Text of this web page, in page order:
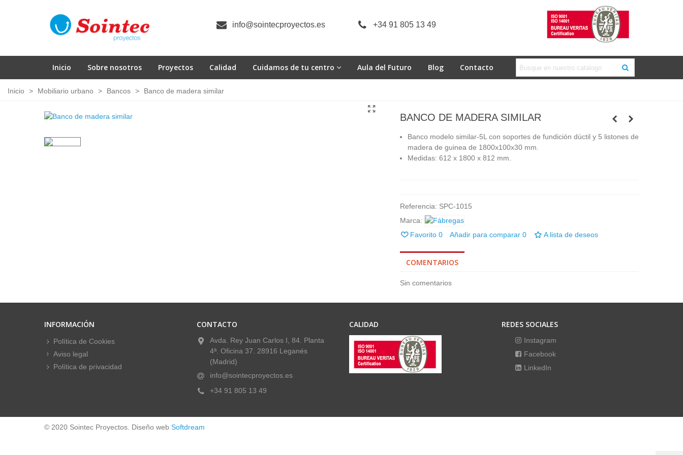
info@sointecproyectos.es +34 91 805 13 49
Inicio Sobre nosotros Proyectos Calidad Cuidamos de tu centro Aula del Futuro Blog Contacto
Inicio > Mobiliario urbano > Bancos > Banco de madera similar
BANCO DE MADERA SIMILAR
Banco modelo similar-5L con soportes de fundición dúctil y 5 listones de
madera de guinea de 1800x100x30 mm.
Medidas: 612 x 1800 x 812 mm.
Referencia: SPC-1015
Marca:
Favorito 0 Añadir para comparar 0 A lista de deseos
COMENTARIOS
Sin comentarios
INFORMACIÓN
Política de Cookies
Aviso legal
Política de privacidad
CONTACTO
Avda. Rey Juan Carlos I, 84. Planta
4ª. Oficina 37. 28916 Leganés
(Madrid)
info@sointecproyectos.es
+34 91 805 13 49
CALIDAD REDES SOCIALES
Instagram
Facebook
LinkedIn
© 2020 Sointec Proyectos. Diseño web Softdream